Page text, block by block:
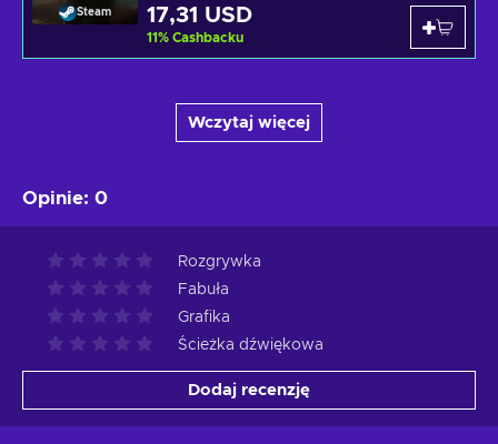
Steam 17,31 USD
11% Cashbacku
Wczytaj więcej
Opinie: 0
Rozgrywka
Fabuła
Grafika
Ścieżka dźwiękowa
Dodaj recenzję